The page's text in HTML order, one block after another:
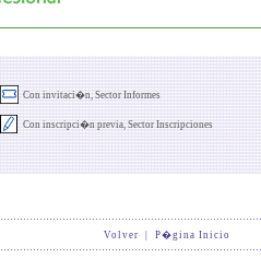
Con invitaci�n, Sector Informes
Con inscripci�n previa, Sector Inscripciones
Volver P�gina Inicio